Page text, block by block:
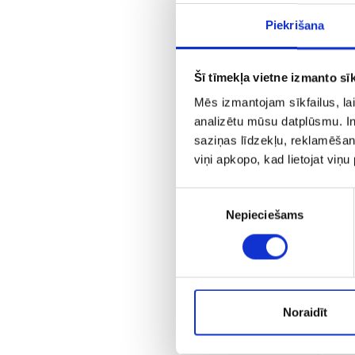
Piekrišana
Šī tīmekļa vietne izmanto
Mēs izmantojam sīkfailus,
analizētu mūsu datplūsmu.
saziņas līdzekļu,
viņi apkopo, kad lietojat viņu
Nepieciešams
Noraidīt